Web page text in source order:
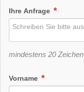
Ihre Anfrage
mindestens 20 Zeichen
Vorname